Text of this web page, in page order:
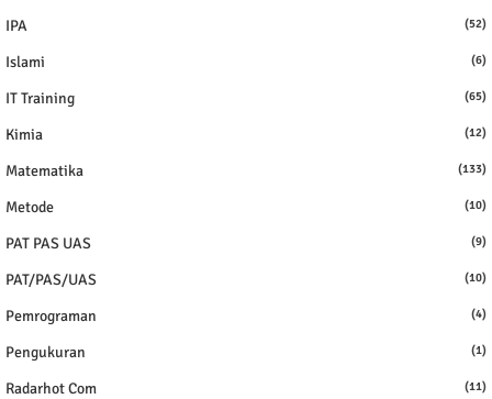
IPA (52)
Islami (6)
IT Training (65)
Kimia (12)
Matematika (133)
Metode (10)
PAT PAS UAS (9)
PAT/PAS/UAS (10)
Pemrograman (4)
Pengukuran (1)
Radarhot Com (11)